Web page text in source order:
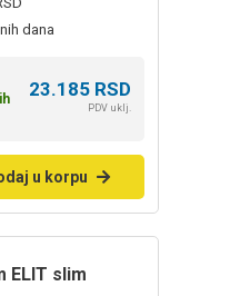
dana
23.185 RSD
PDV uklj.
u korpu
ELIT slim